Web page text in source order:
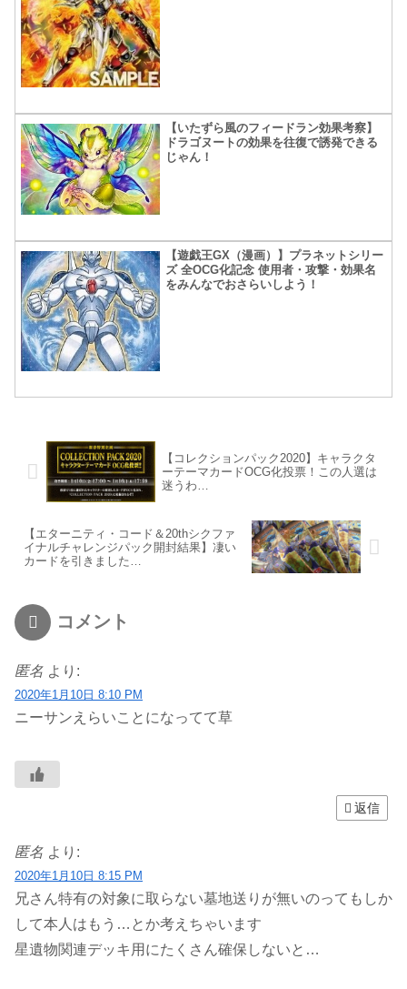
【いたずら風のフィードラン効果考察】
ドラゴヌートの効果を往復で誘発できる
じゃん！
【遊戯王GX（漫画）】プラネットシリー
ズ 全OCG化記念 使用者・攻撃・効果名
をみんなでおさらいしよう！
【コレクションパック2020】キャラクタ
ーテーマカードOCG化投票！この人選は
迷うわ…
【エターニティ・コード＆20thシクファ
イナルチャレンジパック開封結果】凄い
カードを引きました…
コメント
匿名 より:
2020年1月10日 8:10 PM
ニーサンえらいことになってて草
返信
匿名 より:
2020年1月10日 8:15 PM
兄さん特有の対象に取らない墓地送りが無いのってもしか
して本人はもう…とか考えちゃいます
星遺物関連デッキ用にたくさん確保しないと…